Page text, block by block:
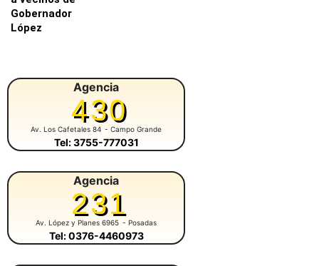
Gobernador
López
Agencia
430
Av. Los Cafetales 84 - Campo Grande
Tel: 3755-777031
Agencia
231
Av. López y Planes 6965 - Posadas
Tel: 0376-4460973